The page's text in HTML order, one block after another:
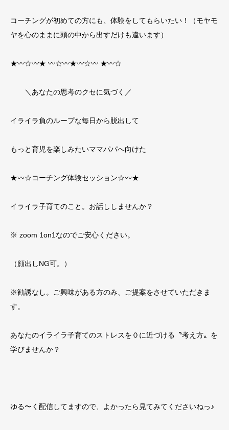
コーチングが初めての方にも、体験をしてもらいたい！（モヤモ
ヤを心のままに頭の中から出すだけも違います）
★〰☆〰★ 〰☆〰★〰☆〰 ★〰☆
＼あなたの思考のクセに気づく／
イライラ負のループな毎日から脱出して
もっと育児を楽しみたいママパパへ向けた
★〰☆コーチング体験セッション☆〰★
イライラ子育てのこと。お話ししませんか？
※ zoom 1on1 なのでご安心ください。
（顔出しNG可。）
※勧誘なし。ご興味がある方のみ、ご提案をさせていただきま
す。
あなたのイライラ子育てのストレスを０に近づける〝考え方〟を
学びませんか？
ゆる〜く配信してますので、よかったら見てみてくださいねっ♪